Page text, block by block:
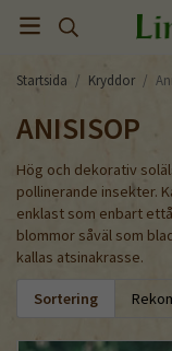
Startsida / Kryddor /
ANISISOP
Hög och dekorativ
pollinerande insekter.
enklast som enbart
blommor såväl som
kallas atsinakrasse.
Sortering